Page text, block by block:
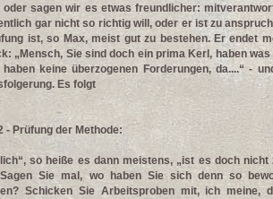
oder sagen wir es etwas freundlicher:
gar nicht so richtig will, oder er ist zu
ist, so Max, meist gut zu bestehen. Er endet
„Mensch, Sie sind doch ein prima Kerl, haben
keine überzogenen Forderungen, da....“ -
Es folgt
- Prüfung der Methode:
so heiße es dann meistens, „ist es doch
Sie mal, wo haben Sie sich denn so
Schicken Sie Arbeitsproben mit, ich